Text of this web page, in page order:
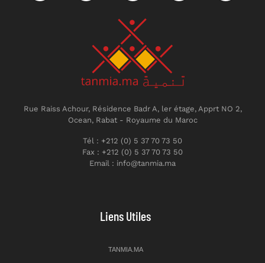
Rue Raiss Achour, Résidence Badr A, ler étage, Apprt NO 2,
Ocean, Rabat - Royaume du Maroc
Tél : +212 (0) 5 37 70 73 50
Fax : +212 (0) 5 37 70 73 50
Email : info@tanmia.ma
Liens Utiles
TANMIA.MA